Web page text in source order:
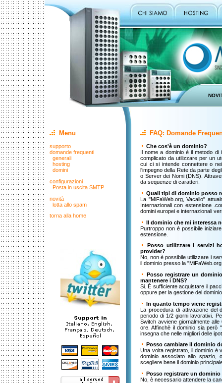
Menu
supporto
domande frequenti
generali
hosting
domini
configurazioni
Posta in uscita SMTP
novità
lotta allo spam
torna alla home
FAQ: Domande
Che cos'è un dominio?
Il nome a dominio è il metodo
complicato da utilizzare per un
cui ci si intende connettere o
l'impegno della Rete da parte
o Server dei Nomi (DNS).
da sequenze di caratteri.
Quali tipi di dominio posso
La "MiFaWeb.org, Vacallo"
Internazionali con estensione
domini europei e internazionali
Il dominio che mi interessa
Purtroppo non è possibile
estensione.
Posso utilizzare i servizi
provider?
No, non è possibile utilizzare i
il dominio presso la
Posso registrare un
mantenere i DNS?
Si. È sufficiente acquistare il
oppure per la gestione del
In quanto tempo viene
La procedura di attivazione del
periodo di 1/2 giorni lavorativi.
Switch avviene giornalmente
ore. Affinchè il dominio sia però
insegna che nelle migliori delle
Posso cambiare il dominio
Una volta registrato, il dominio è
dominio associato allo spazio,
scegliere bene il dominio
Posso registrare un
No, è necessario attendere la